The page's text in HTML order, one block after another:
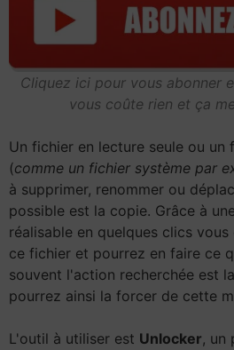
Cliquez ici pour vous abonner
vous coûte rien et ça
Un fichier en lecture seule ou un
(comme un fichier système par
à supprimer, renommer ou
possible est la copie. Grâce à
réalisable en quelques clics
ce fichier et pourrez en faire ce
souvent l'action recherchée est
pourrez ainsi la forcer de cette
L'outil à utiliser est Unlocker, un